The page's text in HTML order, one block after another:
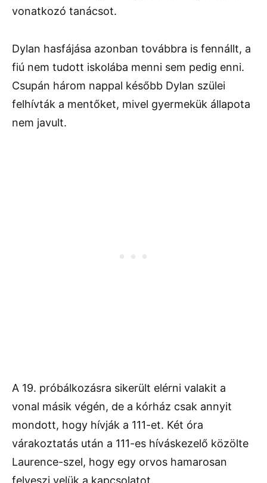
vonatkozó tanácsot.
Dylan hasfájása azonban továbbra is fennállt, a
fiú nem tudott iskolába menni sem pedig enni.
Csupán három nappal később Dylan szülei
felhívták a mentőket, mivel gyermekük állapota
nem javult.
A 19. próbálkozásra sikerült elérni valakit a
vonal másik végén, de a kórház csak annyit
mondott, hogy hívják a 111-et. Két óra
várakoztatás után a 111-es híváskezelő közölte
Laurence-szel, hogy egy orvos hamarosan
felveszi velük a kapcsolatot.